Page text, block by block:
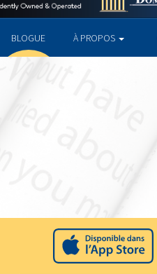
BLOGUE À PROPOS